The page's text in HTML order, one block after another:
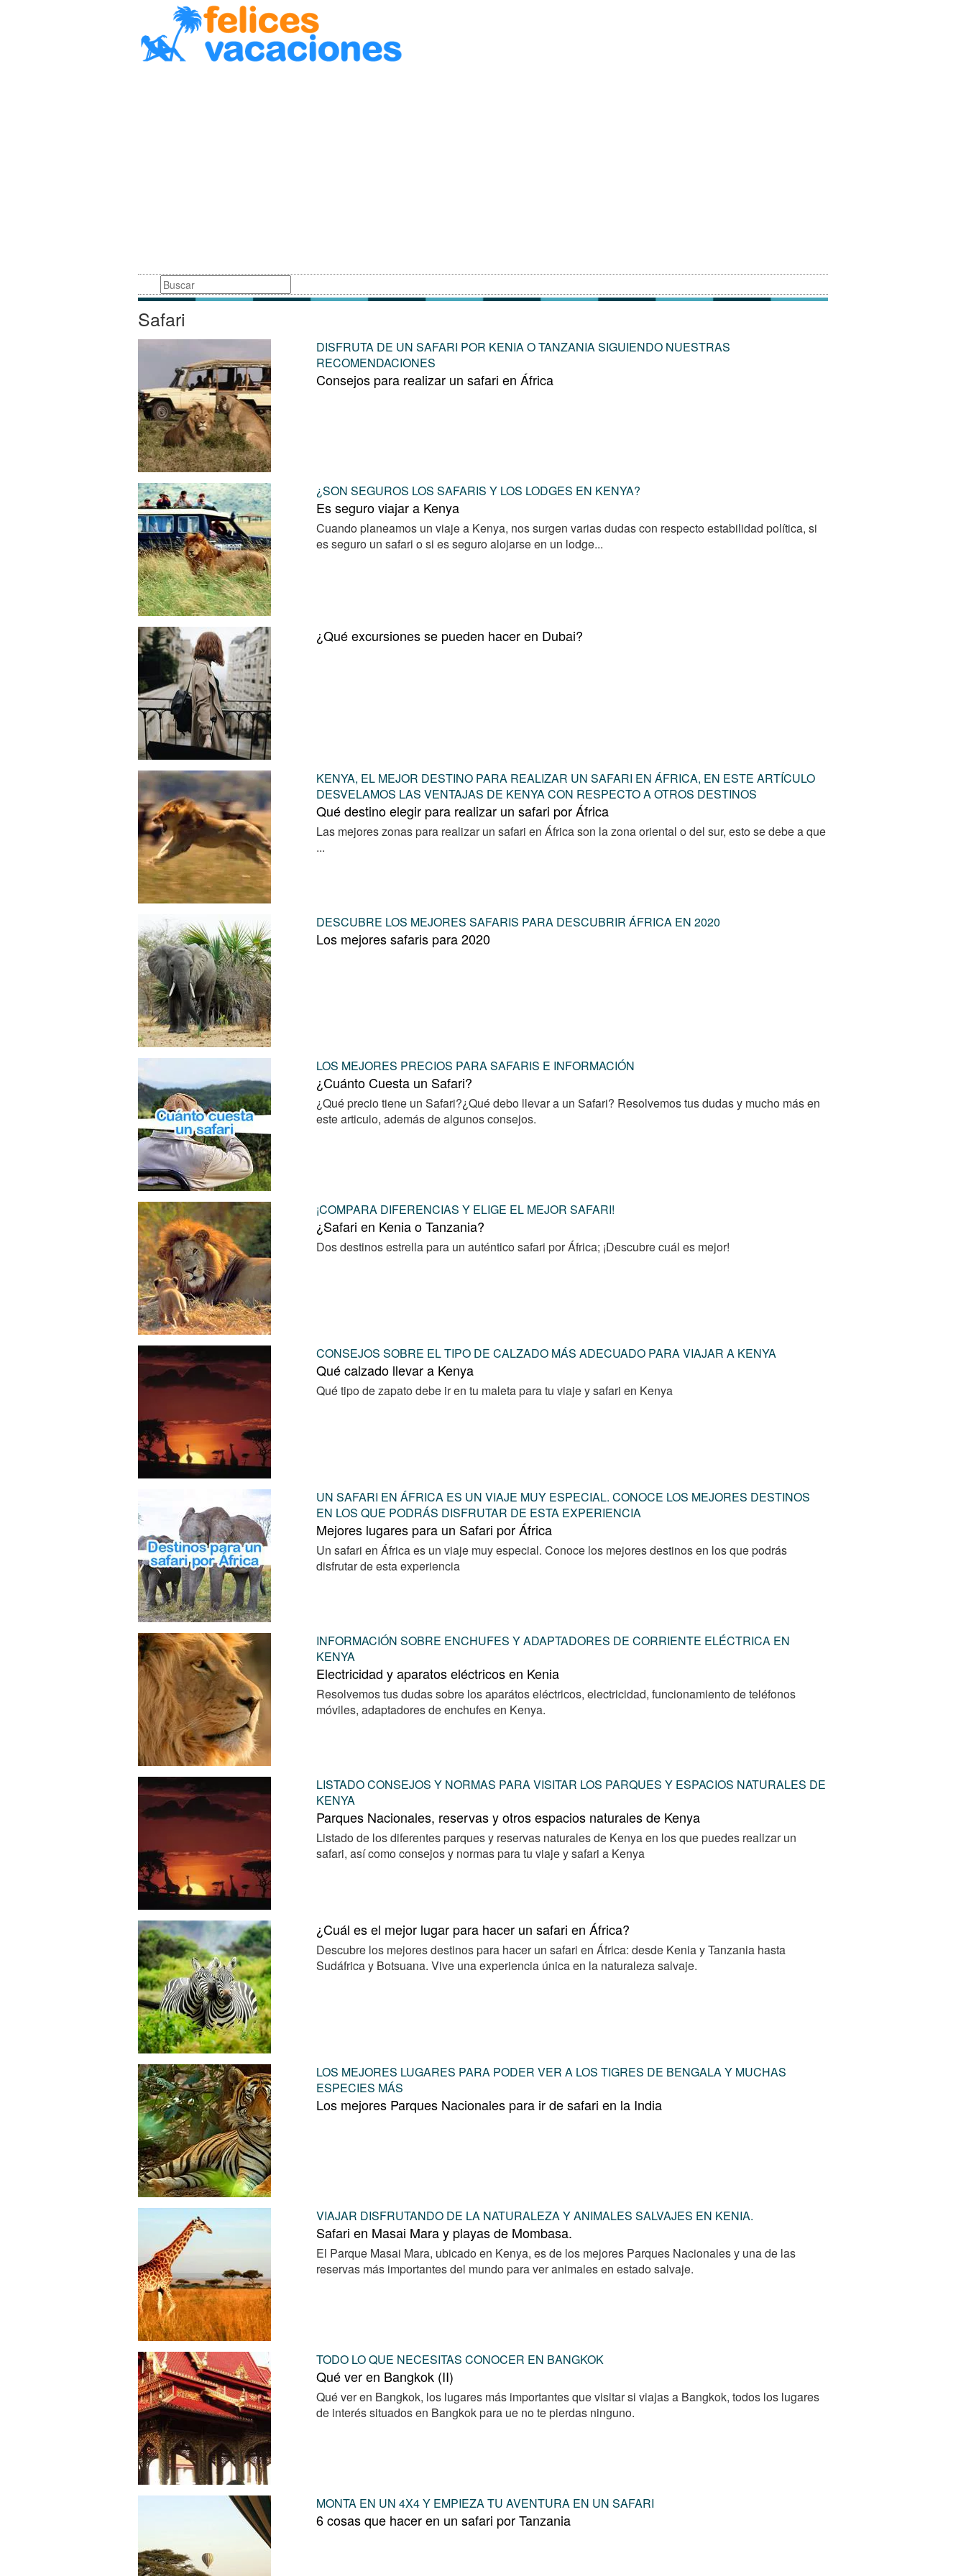
Busqueda
Safari
DISFRUTA DE UN SAFARI POR KENIA O TANZANIA SIGUIENDO NUESTRAS
RECOMENDACIONES
Consejos para realizar un safari en África
¿SON SEGUROS LOS SAFARIS Y LOS LODGES EN KENYA?
Es seguro viajar a Kenya
Cuando planeamos un viaje a Kenya, nos surgen varias dudas con respecto estabilidad política, si
es seguro un safari o si es seguro alojarse en un lodge...
¿Qué excursiones se pueden hacer en Dubai?
KENYA, EL MEJOR DESTINO PARA REALIZAR UN SAFARI EN ÁFRICA, EN ESTE ARTÍCULO
DESVELAMOS LAS VENTAJAS DE KENYA CON RESPECTO A OTROS DESTINOS
Qué destino elegir para realizar un safari por África
Las mejores zonas para realizar un safari en África son la zona oriental o del sur, esto se debe a que
...
DESCUBRE LOS MEJORES SAFARIS PARA DESCUBRIR ÁFRICA EN 2020
Los mejores safaris para 2020
LOS MEJORES PRECIOS PARA SAFARIS E INFORMACIÓN
¿Cuánto Cuesta un Safari?
¿Qué precio tiene un Safari?¿Qué debo llevar a un Safari? Resolvemos tus dudas y mucho más en
este articulo, además de algunos consejos.
¡COMPARA DIFERENCIAS Y ELIGE EL MEJOR SAFARI!
¿Safari en Kenia o Tanzania?
Dos destinos estrella para un auténtico safari por África; ¡Descubre cuál es mejor!
CONSEJOS SOBRE EL TIPO DE CALZADO MÁS ADECUADO PARA VIAJAR A KENYA
Qué calzado llevar a Kenya
Qué tipo de zapato debe ir en tu maleta para tu viaje y safari en Kenya
UN SAFARI EN ÁFRICA ES UN VIAJE MUY ESPECIAL. CONOCE LOS MEJORES DESTINOS
EN LOS QUE PODRÁS DISFRUTAR DE ESTA EXPERIENCIA
Mejores lugares para un Safari por África
Un safari en África es un viaje muy especial. Conoce los mejores destinos en los que podrás
disfrutar de esta experiencia
INFORMACIÓN SOBRE ENCHUFES Y ADAPTADORES DE CORRIENTE ELÉCTRICA EN
KENYA
Electricidad y aparatos eléctricos en Kenia
Resolvemos tus dudas sobre los aparátos eléctricos, electricidad, funcionamiento de teléfonos
móviles, adaptadores de enchufes en Kenya.
LISTADO CONSEJOS Y NORMAS PARA VISITAR LOS PARQUES Y ESPACIOS NATURALES DE
KENYA
Parques Nacionales, reservas y otros espacios naturales de Kenya
Listado de los diferentes parques y reservas naturales de Kenya en los que puedes realizar un
safari, así como consejos y normas para tu viaje y safari a Kenya
¿Cuál es el mejor lugar para hacer un safari en África?
Descubre los mejores destinos para hacer un safari en África: desde Kenia y Tanzania hasta
Sudáfrica y Botsuana. Vive una experiencia única en la naturaleza salvaje.
LOS MEJORES LUGARES PARA PODER VER A LOS TIGRES DE BENGALA Y MUCHAS
ESPECIES MÁS
Los mejores Parques Nacionales para ir de safari en la India
VIAJAR DISFRUTANDO DE LA NATURALEZA Y ANIMALES SALVAJES EN KENIA.
Safari en Masai Mara y playas de Mombasa.
El Parque Masai Mara, ubicado en Kenya, es de los mejores Parques Nacionales y una de las
reservas más importantes del mundo para ver animales en estado salvaje.
TODO LO QUE NECESITAS CONOCER EN BANGKOK
Qué ver en Bangkok (II)
Qué ver en Bangkok, los lugares más importantes que visitar si viajas a Bangkok, todos los lugares
de interés situados en Bangkok para ue no te pierdas ninguno.
MONTA EN UN 4X4 Y EMPIEZA TU AVENTURA EN UN SAFARI
6 cosas que hacer en un safari por Tanzania